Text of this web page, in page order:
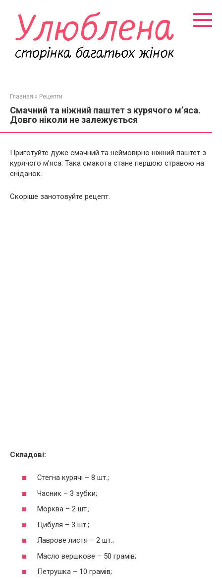
контенту
Главная » Рецепти
Смачний та ніжний паштет з курячого м’яса.
Довго ніколи не залежується
Приготуйте дуже смачний та неймовірно ніжний паштет з
курячого м’яса. Така смакота стане першою стравою на
сніданок.
Скоріше занотовуйте рецепт.
Складові:
Стегна курячі – 8 шт.;
Часник – 3 зубки;
Морква – 2 шт.;
Цибуля – 3 шт.;
Лаврове листя – 2 шт.;
Масло вершкове – 50 грамів;
Петрушка – 10 грамів;